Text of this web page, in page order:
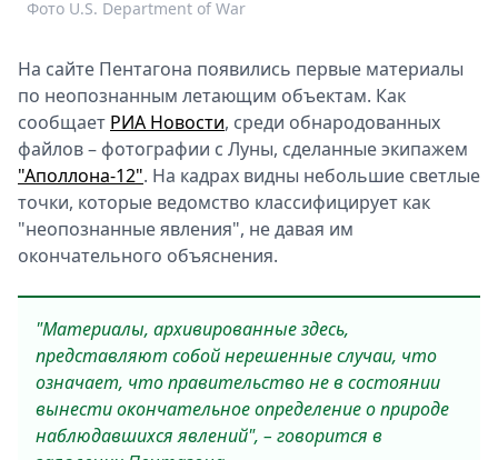
Metro
Фото U.S. Department of War
На сайте Пентагона появились первые материалы
по неопознанным летающим объектам. Как
сообщает РИА Новости, среди обнародованных
файлов – фотографии с Луны, сделанные экипажем
"Аполлона-12". На кадрах видны небольшие светлые
точки, которые ведомство классифицирует как
"неопознанные явления", не давая им
окончательного объяснения.
"Материалы, архивированные здесь,
представляют собой нерешенные случаи, что
означает, что правительство не в состоянии
вынести окончательное определение о природе
наблюдавшихся явлений", – говорится в